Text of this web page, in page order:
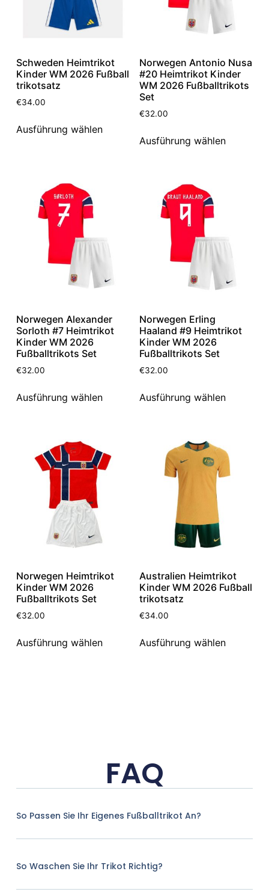
Schweden Heimtrikot
Kinder WM 2026 Fußball
trikotsatz
€34.00
Ausführung wählen
Norwegen Antonio Nusa
#20 Heimtrikot Kinder
WM 2026 Fußballtrikots
Set
€32.00
Ausführung wählen
Norwegen Alexander
Sorloth #7 Heimtrikot
Kinder WM 2026
Fußballtrikots Set
€32.00
Ausführung wählen
Norwegen Erling
Haaland #9 Heimtrikot
Kinder WM 2026
Fußballtrikots Set
€32.00
Ausführung wählen
Norwegen Heimtrikot
Kinder WM 2026
Fußballtrikots Set
€32.00
Ausführung wählen
Australien Heimtrikot
Kinder WM 2026 Fußball
trikotsatz
€34.00
Ausführung wählen
FAQ
So Passen Sie Ihr Eigenes Fußballtrikot An?
So Waschen Sie Ihr Trikot Richtig?